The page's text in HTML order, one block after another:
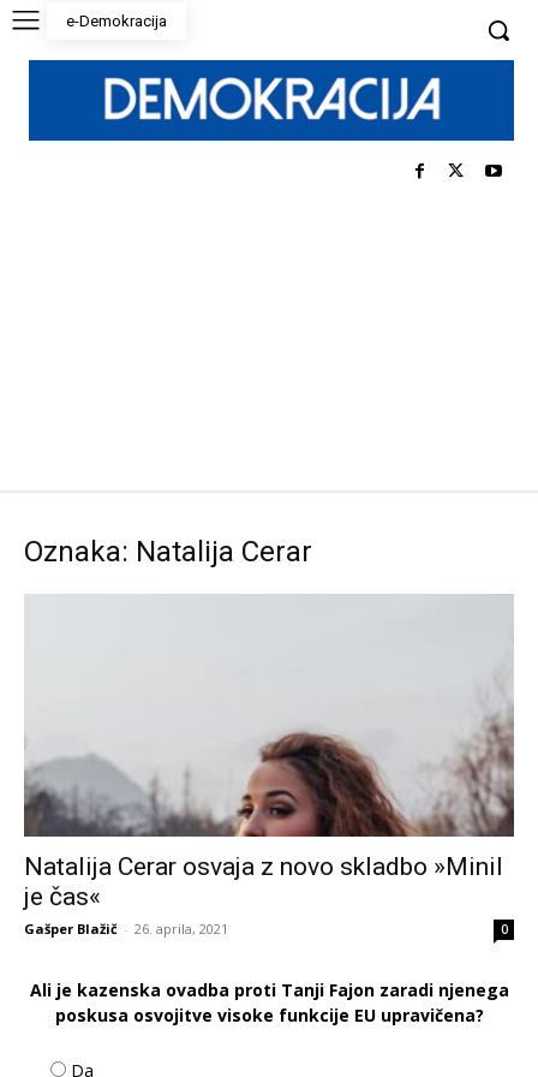
e-Demokracija
Oznaka: Natalija Cerar
Natalija Cerar osvaja z novo skladbo »Minil
je čas«
Gašper Blažič - 26. aprila, 2021 0
Ali je kazenska ovadba proti Tanji Fajon zaradi njenega
poskusa osvojitve visoke funkcije EU upravičena?
Da